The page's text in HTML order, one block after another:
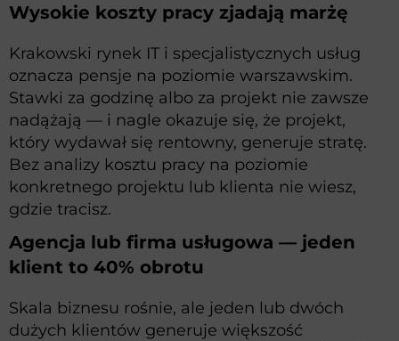
Wysokie koszty pracy zjadają marżę
Krakowski rynek IT i specjalistycznych usług
oznacza pensje na poziomie warszawskim.
Stawki za godzinę albo za projekt nie zawsze
nadążają — i nagle okazuje się, że projekt,
który wydawał się rentowny, generuje stratę.
Bez analizy kosztu pracy na poziomie
konkretnego projektu lub klienta nie wiesz,
gdzie tracisz.
Agencja lub firma usługowa — jeden
klient to 40% obrotu
Skala biznesu rośnie, ale jeden lub dwóch
dużych klientów generuje większość